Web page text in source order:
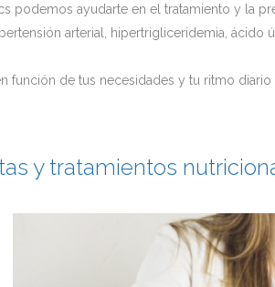
podemos ayudarte en el tratamiento y la
arterial, hipertrigliceridemia,
función de tus necesidades y tu ritmo
y tratamientos